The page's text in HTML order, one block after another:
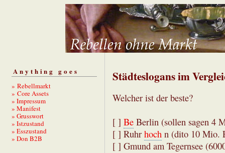
Anything goes
» Rebellmarkt
» Core Assets
» Impressum
» Manifest
» Grusswort
» Istzustand
» Esszustand
» Don B2B
Städteslogans im
Welcher ist der beste?
[ ] Be Berlin (sollen sagen 4
[ ] Ruhr hoch n (dito 10 Mio.
[ ] Gmund am Tegernsee